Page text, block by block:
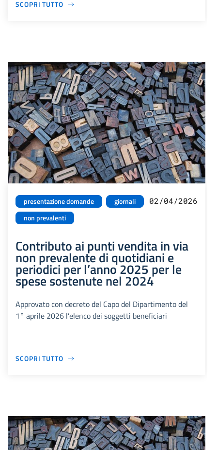
SCOPRI TUTTO
presentazione domande
giornali
non prevalenti
02/04/2026
Contributo ai punti vendita in via
non prevalente di quotidiani e
periodici per l’anno 2025 per le
spese sostenute nel 2024
Approvato con decreto del Capo del Dipartimento del
1° aprile 2026 l’elenco dei soggetti beneficiari
SCOPRI TUTTO